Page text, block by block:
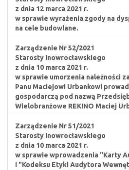
z dnia 12 marca 2021 r.
w sprawie wyrażenia zgody na
na cele budowlane.
Zarządzenie Nr 52/2021
Starosty Inowrocławskiego
z dnia 10 marca 2021 r.
w sprawie umorzenia należności
Panu Maciejowi Urbankowi
gospodarczą pod nazwą
Wielobranżowe REKINO Maciej
Zarządzenie Nr 51/2021
Starosty Inowrocławskiego
z dnia 10 marca 2021 r.
w sprawie wprowadzenia "Karty
i "Kodeksu Etyki Audytora